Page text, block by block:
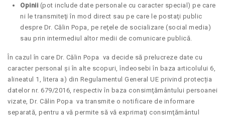
Opinii (pot include date personale cu caracter special) pe care
ni le transmiteţi în mod direct sau pe care le postaţi public
despre Dr. Călin Popa, pe reţele de socializare (social media)
sau prin intermediul altor medii de comunicare publică.
În cazul în care Dr. Călin Popa va decide să prelucreze date cu
caracter personal și în alte scopuri, îndeosebi în baza articolului 6,
alineatul 1, litera a) din Regulamentul General UE privind protecția
datelor nr. 679/2016, respectiv în baza consimţământului persoanei
vizate, Dr. Călin Popa va transmite o notificare de informare
separată, pentru a vă permite să vă exprimaţi consimţământul